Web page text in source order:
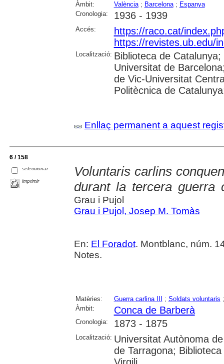
Àmbit: València; Barcelona; Espanya
Cronologia:
1936 - 1939
Accés:
https://raco.cat/
https://revistes.ub.edu/
Localització: Biblioteca de
Universitat de
de Vic-Universitat
Politècnica de
Enllaç permanent a aquest
6 / 158
seleccionar
imprimir
Voluntaris carlins
durant la tercera guerra
Grau i Pujol
Grau i Pujol, Josep M. Tomàs
En: El Foradot. Montblanc, núm.
Notes.
Matèries: Guerra carlina III ; Soldats voluntaris
Àmbit:
Conca de Barberà
Cronologia: 1873 - 1875
Localització: Universitat Autònoma
de Tarragona;
Virgili